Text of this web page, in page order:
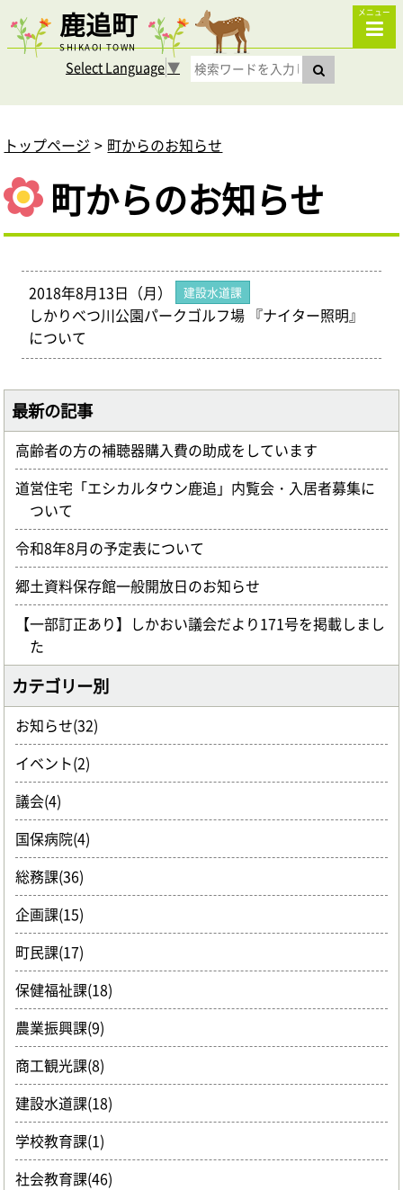
鹿追町
SHIKAOI TOWN
メニュー
Select Language▼
トップページ 町からのお知らせ
町からのお知らせ
2018年8月13日（月） 建設水道課
しかりべつ川公園パークゴルフ場 『ナイター照明』
について
最新の記事
高齢者の方の補聴器購入費の助成をしています
道営住宅「エシカルタウン鹿追」内覧会・入居者募集に
ついて
令和8年8月の予定表について
郷土資料保存館一般開放日のお知らせ
【一部訂正あり】しかおい議会だより171号を掲載しまし
た
カテゴリー別
お知らせ(32)
イベント(2)
議会(4)
国保病院(4)
総務課(36)
企画課(15)
町民課(17)
保健福祉課(18)
農業振興課(9)
商工観光課(8)
建設水道課(18)
学校教育課(1)
社会教育課(46)